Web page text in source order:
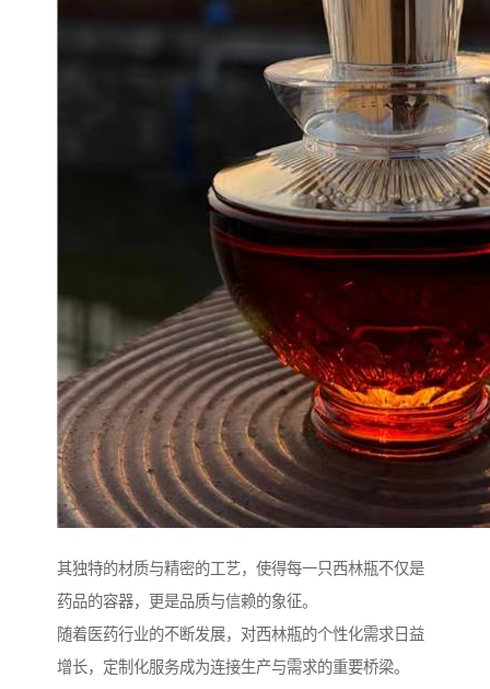
其独特的材质与精密的工艺，使得每一只西林瓶不仅是
药品的容器，更是品质与信赖的象征。
随着医药行业的不断发展，对西林瓶的个性化需求日益
增长，定制化服务成为连接生产与需求的重要桥梁。